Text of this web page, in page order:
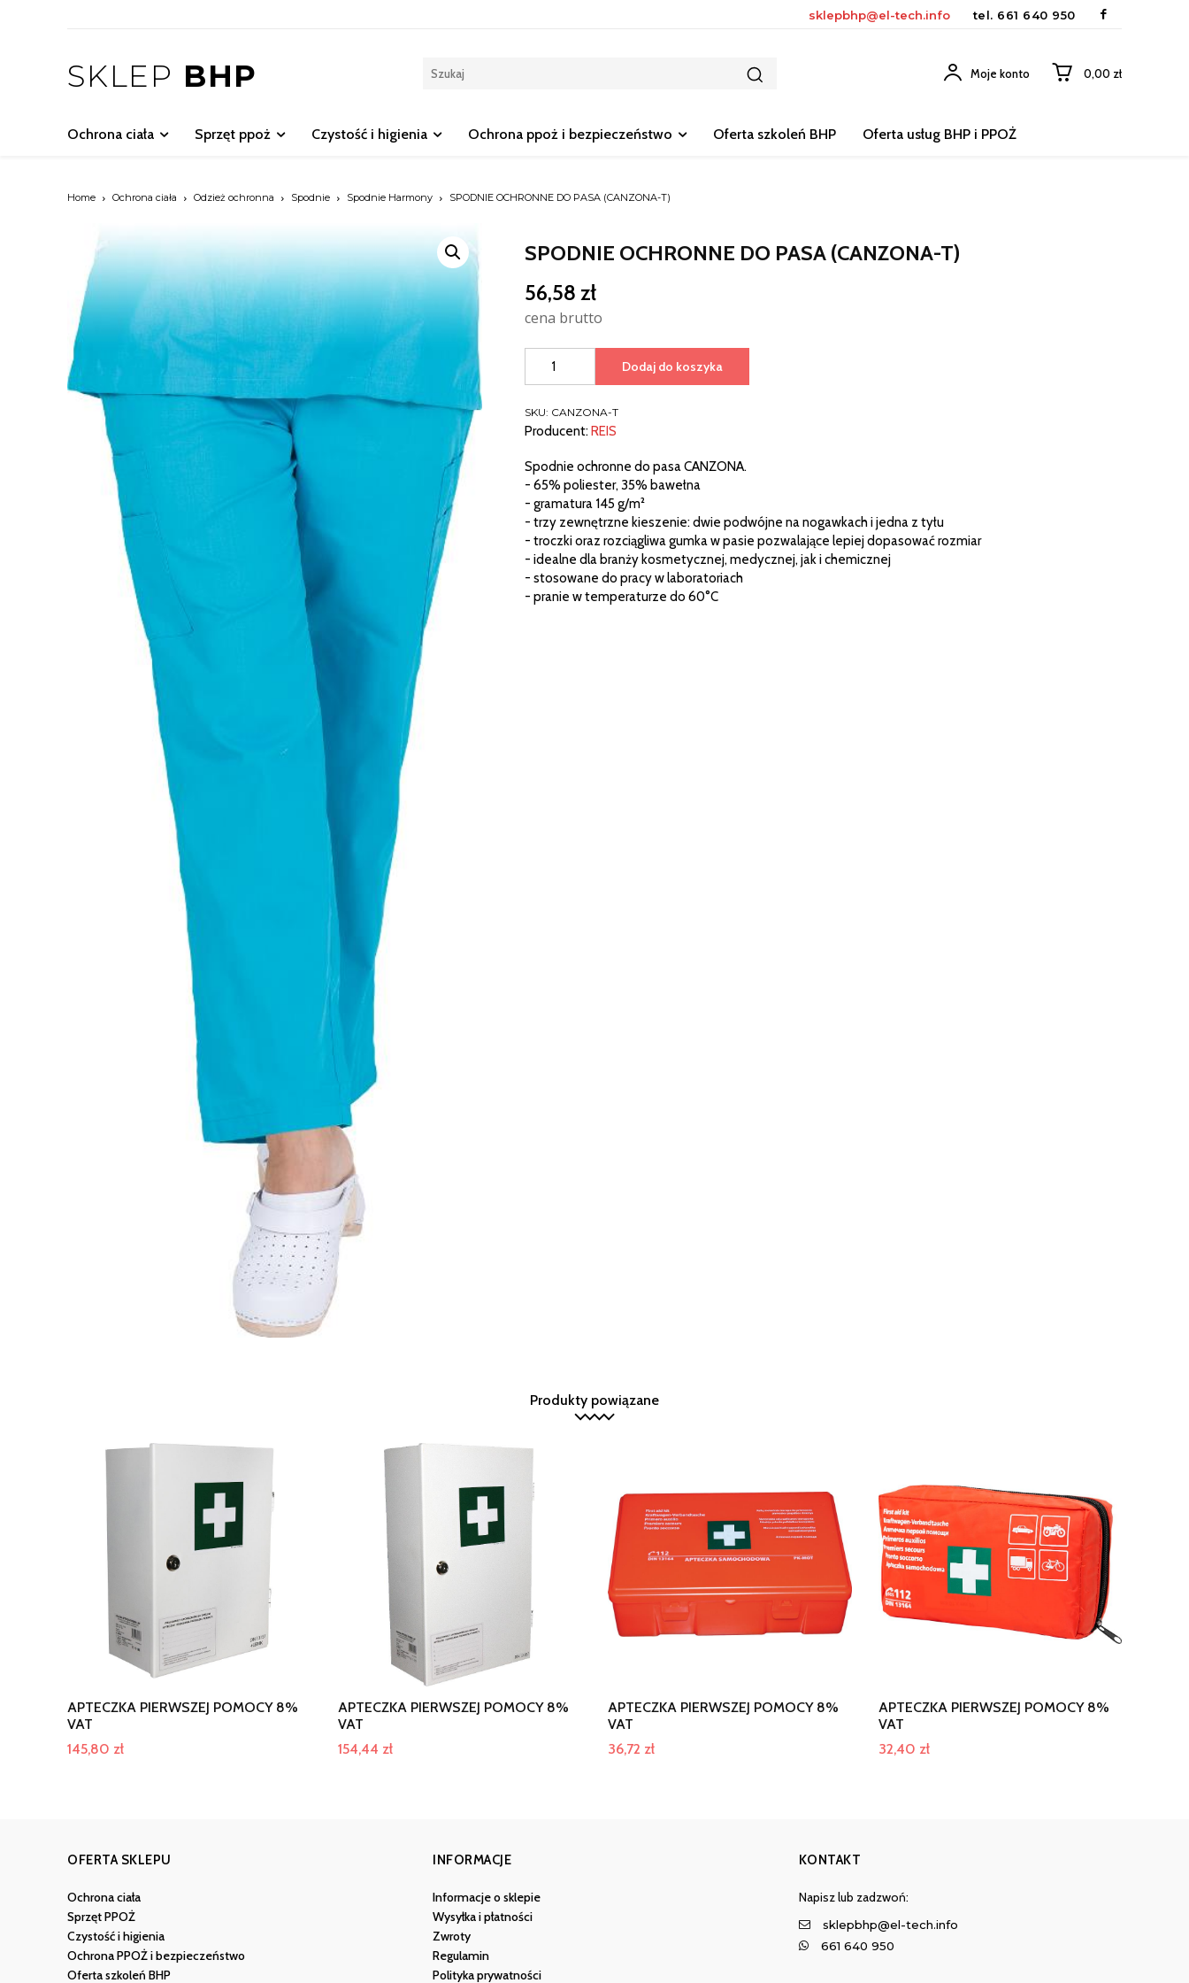
sklepbhp@el-tech.info tel. 661 640 950
SKLEP BHP Moje konto 0,00 zł
Ochrona ciała Sprzęt ppoż Czystość i higienia Ochrona ppoż i bezpieczeństwo Oferta szkoleń BHP Oferta usług BHP i PPOŻ
Home Ochrona ciała Odzież ochronna Spodnie Spodnie Harmony SPODNIE OCHRONNE DO PASA (CANZONA-T)
SPODNIE OCHRONNE DO PASA (CANZONA-T)
56,58 zł
cena brutto
SPODNIE
DO
PASA
T)
Dodaj do koszyka
SKU: CANZONA-T
Producent:REIS
Spodnie ochronne do pasa CANZONA.
- 65% poliester, 35% bawełna
- gramatura 145 g/m²
- trzy zewnętrzne kieszenie: dwie podwójne na nogawkach i jedna z tyłu
- troczki oraz rozciągliwa gumka w pasie pozwalające lepiej dopasować rozmiar
- idealne dla branży kosmetycznej, medycznej, jak i chemicznej
- stosowane do pracy w laboratoriach
- pranie w temperaturze do 60°C
Produkty powiązane
APTECZKA PIERWSZEJ POMOCY 8%
VAT
145,80 zł
APTECZKA PIERWSZEJ POMOCY 8%
VAT
154,44 zł
APTECZKA PIERWSZEJ POMOCY 8%
VAT
36,72 zł
APTECZKA PIERWSZEJ POMOCY 8%
VAT
32,40 zł
OFERTA SKLEPU
Ochrona ciała
Sprzęt PPOŻ
Czystość i higienia
Ochrona PPOŻ i bezpieczeństwo
Oferta szkoleń BHP
INFORMACJE
Informacje o sklepie
Wysyłka i płatności
Zwroty
Regulamin
Polityka prywatności
KONTAKT
Napisz lub zadzwoń:
sklepbhp@el-tech.info
661 640 950